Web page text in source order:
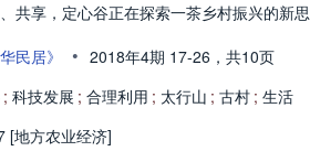
共享，定心谷正在探索一茶乡村振兴的新
民居》 • 2018年4期 17-26， 共10页
; 科技发展 ; 合理利用 ; 太行山 ; 古村 ; 生活
[地方农业经济]